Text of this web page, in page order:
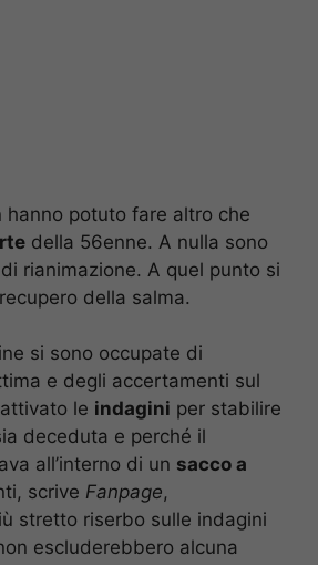
hanno potuto fare altro che
della 56enne. A nulla sono
rianimazione. A quel punto si
della salma.
si sono occupate di
e degli accertamenti sul
le indagini per stabilire
deceduta e perché il
all’interno di un sacco a
scrive Fanpage,
stretto riserbo sulle indagini
escluderebbero alcuna